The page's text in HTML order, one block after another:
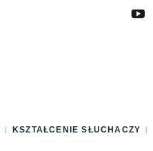
KSZTAŁCENIE SŁUCHACZY